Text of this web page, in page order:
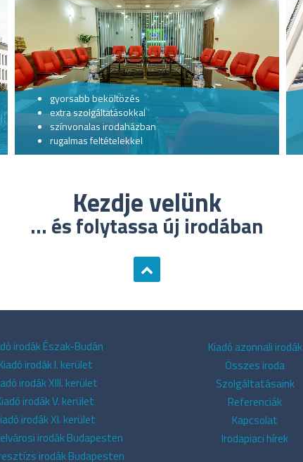
gyorsabb beköltözés
extra szolgáltatásokkal
színvonalas irodaházban
rugalmas feltételekkel
Kezdje velünk
... és folytassa új irodában
irodák Észak-Budán
irodák I. kerület
irodák XIII. kerület
irodák V. kerület
irodák XI. kerület
irodák Budapesten
irodák Budapesten
Kiadó azonnali irodák
Összes iroda
Szolgáltatásaink
Referenciák
Kapcsolat
Irodapiaci hírek